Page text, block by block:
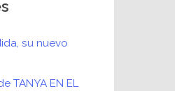
su nuevo
TANYA EN EL